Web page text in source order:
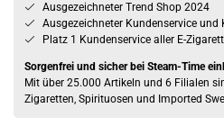
Ausgezeichneter Trend Shop 2024
Ausgezeichneter Kundenservice und
Platz 1 Kundenservice aller E-
Sorgenfrei und sicher bei Steam-Time
Mit über 25.000 Artikeln und 6 Filialen
Zigaretten, Spirituosen und Imported